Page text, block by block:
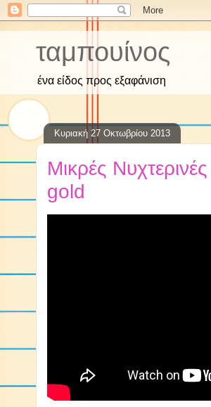
ταμπουίνος
ένα είδος προς εξαφάνιση
Κυριακή 27 Οκτωβρίου 2013
Μικρές
gold